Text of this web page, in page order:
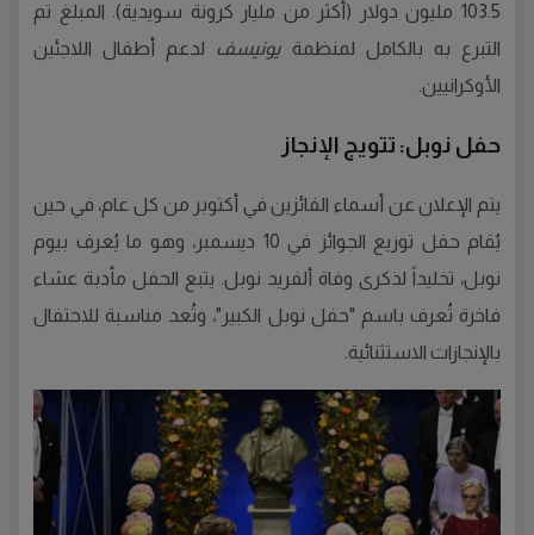
103.5 مليون دولار (أكثر من مليار كرونة سويدية). المبلغ تم
التبرع به بالكامل لمنظمةيونيسف لدعم أطفال اللاجئين
الأوكرانيين.
حفل نوبل: تتويج الإنجاز
يتم الإعلان عن أسماء الفائزين في أكتوبر من كل عام، في حين
يُقام حفل توزيع الجوائز في 10 ديسمبر، وهو ما يُعرف بيوم
نوبل، تخليداً لذكرى وفاة ألفريد نوبل. يتبع الحفل مأدبة عشاء
فاخرة تُعرف باسم "حفل نوبل الكبير"، وتُعد مناسبة للاحتفال
بالإنجازات الاستثنائية.